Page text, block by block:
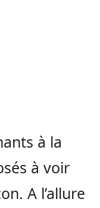
à la
à voir
A l’allure